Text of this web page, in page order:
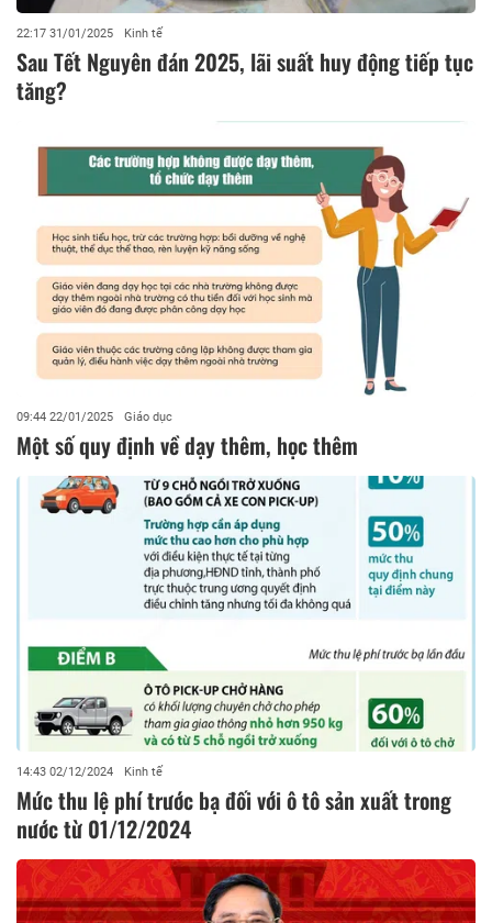
22:17 31/01/2025 Kinh tế
Sau Tết Nguyên đán 2025, lãi suất huy động tiếp tục
tăng?
09:44 22/01/2025 Giáo dục
Một số quy định về dạy thêm, học thêm
14:43 02/12/2024 Kinh tế
Mức thu lệ phí trước bạ đối với ô tô sản xuất trong
nước từ 01/12/2024